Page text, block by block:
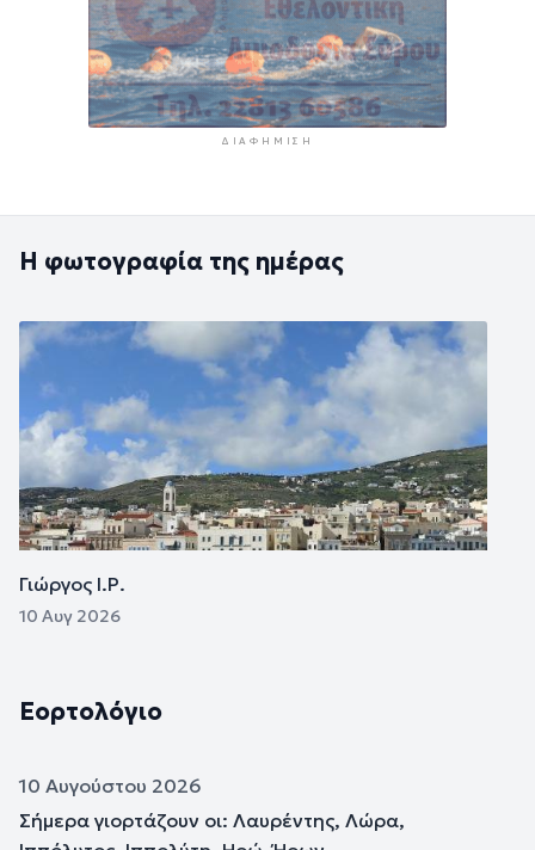
ΔΙΑΦΉΜΙΣΗ
Η φωτογραφία της ημέρας
Εικόνα
Γιώργος Ι.Ρ.
10 Αυγ 2026
Εορτολόγιο
10 Αυγούστου 2026
Σήμερα γιορτάζουν οι: Λαυρέντης, Λώρα,